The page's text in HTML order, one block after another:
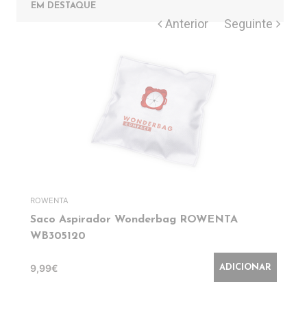
EM DESTAQUE
ROWENTA
Saco Aspirador Wonderbag ROWENTA
WB305120
9,99€ ADICIONAR